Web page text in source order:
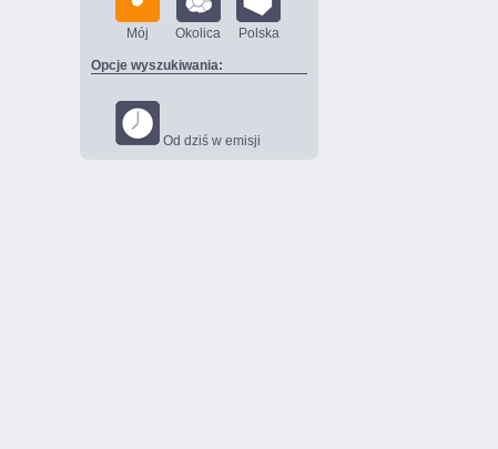
Mój Okolica Polska
Opcje wyszukiwania:
Od dziś w emisji